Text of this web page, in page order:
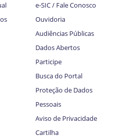
e-SIC / Fale Conosco
Ouvidoria
Audiências Públicas
Dados Abertos
Participe
Busca do Portal
Proteção de Dados
Pessoais
Aviso de Privacidade
Cartilha